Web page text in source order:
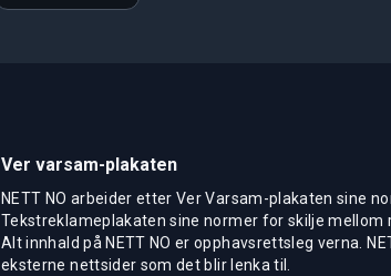
Ver varsam-plakaten
NETT NO arbeider etter Ver Varsam-plakaten sine
Tekstreklameplakaten sine normer for skilje
Alt innhald på NETT NO er opphavsrettsleg verna.
eksterne nettsider som det blir lenka til.